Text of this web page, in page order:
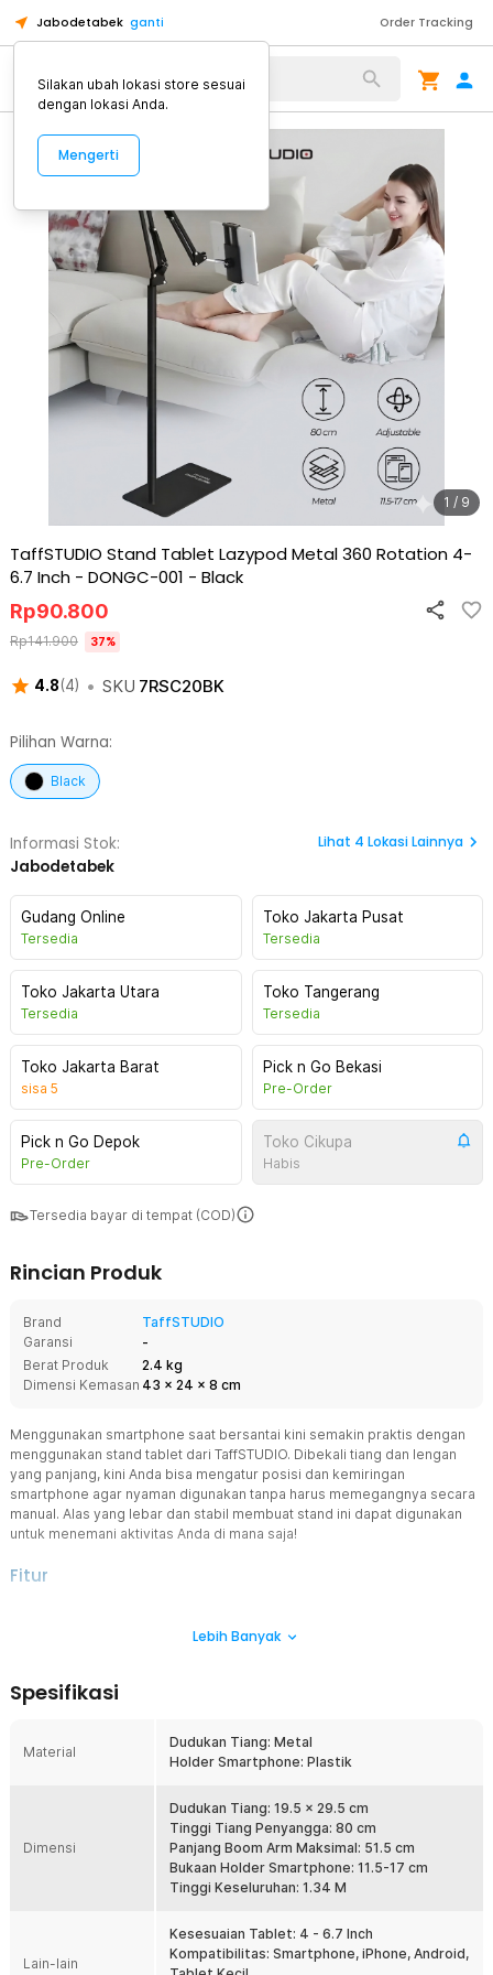
Jabodetabek ganti Order Tracking
Alat Kopi
1 / 9
TaffSTUDIO Stand Tablet Lazypod Metal 360 Rotation 4-
6.7 Inch - DONGC-001 - Black
4.8(4) • SKU 7RSC20BK
Rp90.800
Rp141.900 37%
Pilihan Warna:
Black
Informasi Stok:
Jabodetabek
Lihat 4 Lokasi Lainnya
Gudang Online
Tersedia
Toko Jakarta Pusat
Tersedia
Toko Jakarta Utara
Tersedia
Toko Tangerang
Tersedia
Toko Jakarta Barat
sisa 5
Pick n Go Bekasi
Pre-Order
Pick n Go Depok
Pre-Order
Toko Cikupa
Habis
Tersedia bayar di tempat (COD)
Rincian Produk
Brand
TaffSTUDIO
Garansi
-
Berat Produk
2.4 kg
Dimensi Kemasan 43 x 24 x 8 cm
Menggunakan smartphone saat bersantai kini semakin praktis dengan
menggunakan stand tablet dari TaffSTUDIO. Dibekali tiang dan lengan
yang panjang, kini Anda bisa mengatur posisi dan kemiringan
smartphone agar nyaman digunakan tanpa harus memegangnya secara
manual. Alas yang lebar dan stabil membuat stand ini dapat digunakan
untuk menemani aktivitas Anda di mana saja!
Fitur
Stand tablet ini dilengkapi dengan boom arm fleksibel yang
menyesuaikan sudut sesuai kebutuhan. Fitur ini memudahkan Anda
atau melakukan video call.
perangkat dapat digunakan dalam posisi portrait maupun
landscape. Hal ini sangat praktis untuk berbagai kebutuhan seperti
menonton video, membaca dokumen, hingga melakukan live
streaming. Fleksibilitas ini membuat penggunaan perangkat
Didesain dengan alas lebar berbahan metal dan dilengkapi lapisan
anti-slip, stand tablet ini stabil dan kokoh digunakan di berbagai
Lebih Banyak
Spesifikasi
Material
Dudukan Tiang: Metal
Holder Smartphone: Plastik
Dimensi
Dudukan Tiang: 19.5 x 29.5 cm
Tinggi Tiang Penyangga: 80 cm
Panjang Boom Arm Maksimal: 51.5 cm
Bukaan Holder Smartphone: 11.5-17 cm
Tinggi Keseluruhan: 1.34 M
Lain-lain
Kesesuaian Tablet: 4 - 6.7 Inch
Kompatibilitas: Smartphone, iPhone, Android,
Silakan ubah lokasi store sesuai
dengan lokasi Anda.
Mengerti